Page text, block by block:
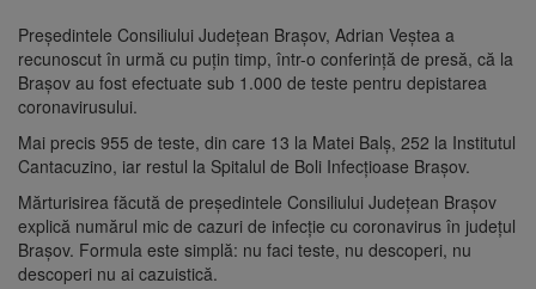
Președintele Consiliului Județean Brașov, Adrian Veștea a
recunoscut în urmă cu puțin timp, într-o conferință de presă, că la
Brașov au fost efectuate sub 1.000 de teste pentru depistarea
coronavirusului.
Mai precis 955 de teste, din care 13 la Matei Balș, 252 la Institutul
Cantacuzino, iar restul la Spitalul de Boli Infecțioase Brașov.
Mărturisirea făcută de președintele Consiliului Județean Brașov
explică numărul mic de cazuri de infecție cu coronavirus în județul
Brașov. Formula este simplă: nu faci teste, nu descoperi, nu
descoperi nu ai cazuistică.